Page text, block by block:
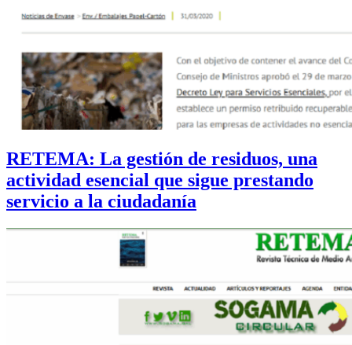
RETEMA: La gestión de residuos, una
actividad esencial que sigue prestando
servicio a la ciudadanía